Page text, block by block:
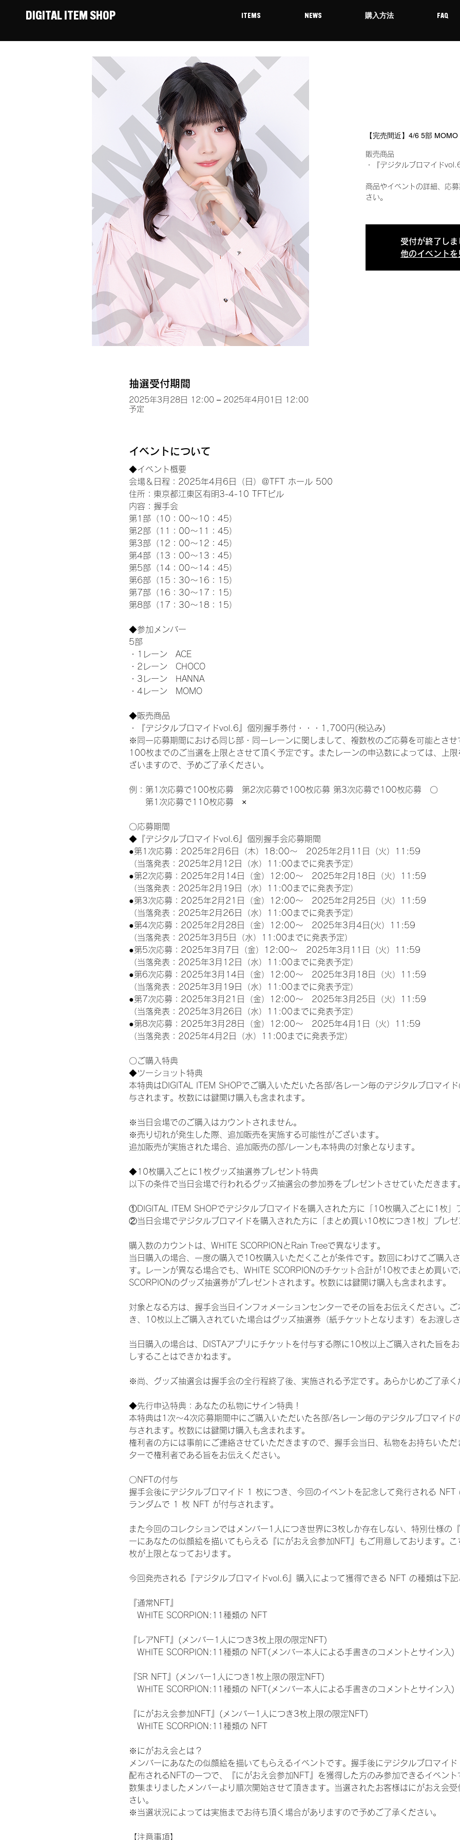
DIGITAL ITEM SHOP ITEMS NEWS 購入方法 FAQ
【完売間近】4/6 5部
販売商品
・『デジタルブロマイド
商品やイベントの詳細、応
さい。
受付が終了しま
他のイベントを
抽選受付期間
2025年3月28日 12:00 – 2025年4月01日 12:00
予定
イベントについて
◆イベント概要
会場＆日程：2025年4月6日（日）＠TFT ホール 500
住所：東京都江東区有明3-4-10 TFTビル
内容：握手会
第1部（10：00～10：45）
第2部（11：00～11：45）
第3部（12：00～12：45）
第4部（13：00～13：45）
第5部（14：00～14：45）
第6部（15：30～16：15）
第7部（16：30～17：15）
第8部（17：30～18：15）
◆参加メンバー
5部
・1レーン　ACE
・2レーン　CHOCO
・3レーン　HANNA
・4レーン　MOMO
◆販売商品
・『デジタルブロマイドvol.6』個別握手券付・・・1,700円(税込み)
※同一応募期間における同じ部・同一レーンに関しまして、複数枚のご応募を可能とさ
100枚までのご当選を上限とさせて頂く予定です。またレーンの申込数によっては、上
ざいますので、予めご了承ください。
例：第1次応募で100枚応募　第2次応募で100枚応募 第3次応募で100枚応募　〇
第1次応募で110枚応募　×
〇応募期間
◆『デジタルブロマイドvol.6』個別握手会応募期間
●第1次応募：2025年2月6日（木）18:00～　2025年2月11日（火）11:59
（当落発表：2025年2月12日（水）11:00までに発表予定）
●第2次応募：2025年2月14日（金）12:00～　2025年2月18日（火）11:59
（当落発表：2025年2月19日（水）11:00までに発表予定）
●第3次応募：2025年2月21日（金）12:00～　2025年2月25日（火）11:59
（当落発表：2025年2月26日（水）11:00までに発表予定）
●第4次応募：2025年2月28日（金）12:00～　2025年3月4日(火）11:59
（当落発表：2025年3月5日（水）11:00までに発表予定）
●第5次応募：2025年3月7日（金）12:00～　2025年3月11日（火）11:59
（当落発表：2025年3月12日（水）11:00までに発表予定）
●第6次応募：2025年3月14日（金）12:00～　2025年3月18日（火）11:59
（当落発表：2025年3月19日（水）11:00までに発表予定）
●第7次応募：2025年3月21日（金）12:00～　2025年3月25日（火）11:59
（当落発表：2025年3月26日（水）11:00までに発表予定）
●第8次応募：2025年3月28日（金）12:00～　2025年4月1日（火）11:59
（当落発表：2025年4月2日（水）11:00までに発表予定）
〇ご購入特典
◆ツーショット特典
本特典はDIGITAL ITEM SHOPでご購入いただいた各部/各レーン毎のデジタルブロマイ
与されます。枚数には鍵開け購入も含まれます。
※当日会場でのご購入はカウントされません。
※売り切れが発生した際、追加販売を実施する可能性がございます。
追加販売が実施された場合、追加販売の部/レーンも本特典の対象となります。
◆10枚購入ごとに1枚グッズ抽選券プレゼント特典
以下の条件で当日会場で行われるグッズ抽選会の参加券をプレゼントさせていただきます
①DIGITAL ITEM SHOPでデジタルブロマイドを購入された方に「10枚購入ごとに1枚」
②当日会場でデジタルブロマイドを購入された方に「まとめ買い10枚につき1枚」プレゼ
購入数のカウントは、WHITE SCORPIONとRain Treeで異なります。
当日購入の場合、一度の購入で10枚購入いただくことが条件です。数回にわけてご購入
す。レーンが異なる場合でも、WHITE SCORPIONのチケット合計が10枚でまとめ買い
SCORPIONのグッズ抽選券がプレゼントされます。枚数には鍵開け購入も含まれます。
対象となる方は、握手会当日インフォメーションセンターでその旨をお伝えください。
き、10枚以上ご購入されていた場合はグッズ抽選券（紙チケットとなります）をお渡しさ
当日購入の場合は、DISTAアプリにチケットを付与する際に10枚以上ご購入された旨を
しすることはできかねます。
※尚、グッズ抽選会は握手会の全行程終了後、実施される予定です。あらかじめご了承く
◆先行申込特典：あなたの私物にサイン特典！
本特典は1次〜4次応募期間中にご購入いただいた各部/各レーン毎のデジタルブロマイド
与されます。枚数には鍵開け購入も含まれます。
権利者の方には事前にご連絡させていただきますので、握手会当日、私物をお持ちいた
ターで権利者である旨をお伝えください。
〇NFTの付与
握手会後にデジタルブロマイド 1 枚につき、今回のイベントを記念して発行される NFT
ランダムで 1 枚 NFT が付与されます。
また今回のコレクションではメンバー1人につき世界に3枚しか存在しない、特別仕様の
ーにあなたの似顔絵を描いてもらえる『にがおえ会参加NFT』もご用意しております。
枚が上限となっております。
今回発売される『デジタルブロマイドvol.6』購入によって獲得できる NFT の種類は下記
『通常NFT』
WHITE SCORPION:11種類の NFT
『レアNFT』(メンバー1人につき3枚上限の限定NFT)
WHITE SCORPION:11種類の NFT(メンバー本人による手書きのコメントとサイン入)
『SR NFT』(メンバー1人につき1枚上限の限定NFT)
WHITE SCORPION:11種類の NFT(メンバー本人による手書きのコメントとサイン入)
『にがおえ会参加NFT』(メンバー1人につき3枚上限の限定NFT)
WHITE SCORPION:11種類の NFT
※にがおえ会とは？
メンバーにあなたの似顔絵を描いてもらえるイベントです。握手後にデジタルブロマイ
配布されるNFTの一つで、『にがおえ会参加NFT』を獲得した方のみ参加できるイベン
数集まりましたメンバーより順次開始させて頂きます。当選されたお客様はにがおえ会
さい。
※当選状況によっては実施までお待ち頂く場合がありますので予めご了承ください。
【注意事項】